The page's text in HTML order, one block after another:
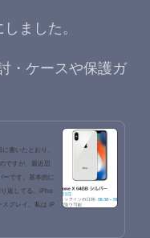
ました。
・ケースや保護ガ
書いたとおり、
ですが、最近思
ーです。基本的に
返してる。iPho
グレイ。私は iP
リーも劣...